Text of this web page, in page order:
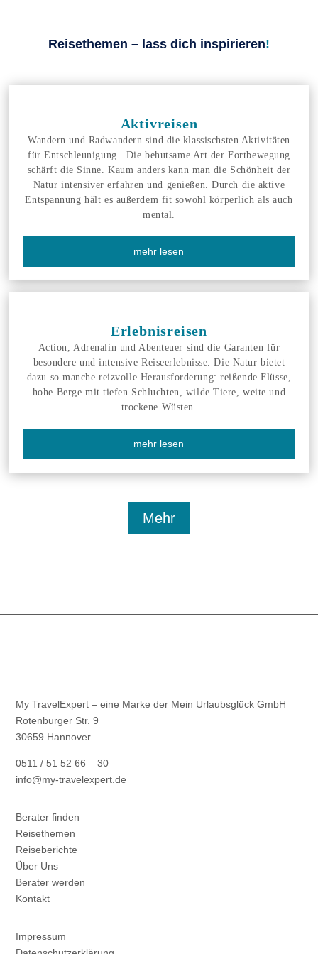
Reisethemen – lass dich inspirieren!
Aktivreisen
Wandern und Radwandern sind die klassischsten Aktivitäten
für Entschleunigung. Die behutsame Art der Fortbewegung
schärft die Sinne. Kaum anders kann man die Schönheit der
Natur intensiver erfahren und genießen. Durch die aktive
Entspannung hält es außerdem fit sowohl körperlich als auch
mental.
mehr lesen
Erlebnisreisen
Action, Adrenalin und Abenteuer sind die Garanten für
besondere und intensive Reiseerlebnisse. Die Natur bietet
dazu so manche reizvolle Herausforderung: reißende Flüsse,
hohe Berge mit tiefen Schluchten, wilde Tiere, weite und
trockene Wüsten.
mehr lesen
Mehr
My TravelExpert – eine Marke der Mein Urlaubsglück GmbH
Rotenburger Str. 9
30659 Hannover
0511 / 51 52 66 – 30
info@my-travelexpert.de
Berater finden
Reisethemen
Reiseberichte
Über Uns
Berater werden
Kontakt
Impressum